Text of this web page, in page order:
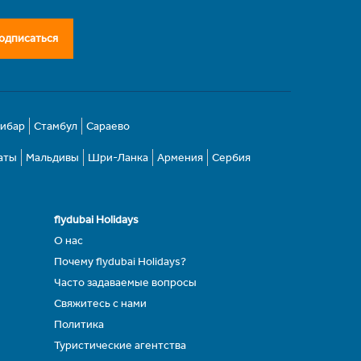
Стамбул Сараево
Мальдивы Шри-Ланка Армения Сербия
flydubai Holidays
О нас
Почему flydubai Holidays?
Часто задаваемые вопросы
Свяжитесь с нами
Политика
Туристические агентства